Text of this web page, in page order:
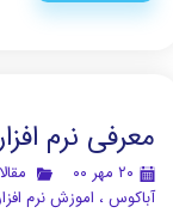
معرفی نرم
۲۰ مهر ۰۰
آباکوس، اموزش نرم